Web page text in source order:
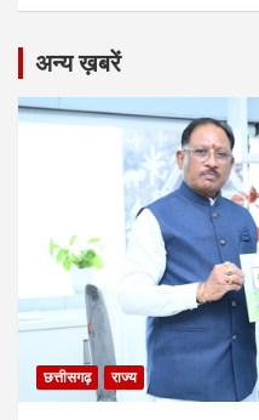
अन्य ख़बरें
छत्तीसगढ़ राज्य